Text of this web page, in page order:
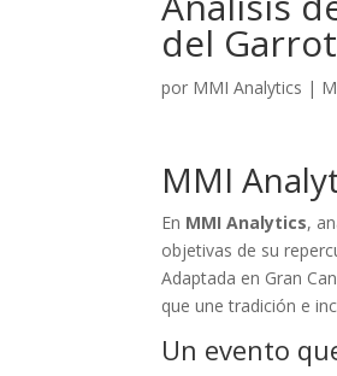
del
por MMI Analytics |
MMI
En MMI Analytics,
objetivas de su
Adaptada en Gran
que une tradición e
Un evento